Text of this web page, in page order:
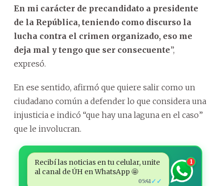
En mi carácter de precandidato a presidente
de la República, teniendo como discurso la
lucha contra el crimen organizado, eso me
deja mal y tengo que ser consecuente”,
expresó.
En ese sentido, afirmó que quiere salir como un
ciudadano común a defender lo que considera una
injusticia e indicó “que hay una laguna en el caso”
que le involucran.
Recibí las noticias en tu celular, unite
al canal de ÚH en WhatsApp 🤩
05:41 ✓✓
1